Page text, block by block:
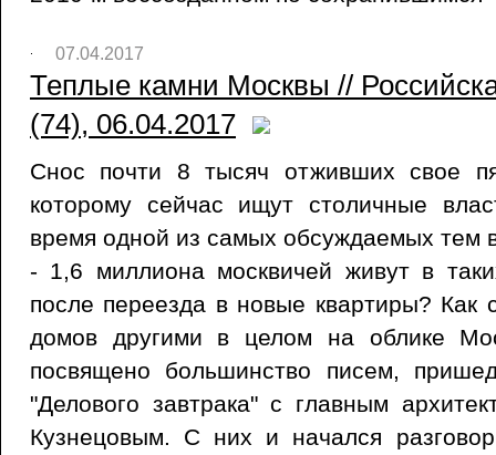
07.04.2017
Теплые камни Москвы //
(74), 06.04.2017
Снос почти 8 тысяч отживших свое
которому сейчас ищут столичные
время одной из самых обсуждаемых тем
- 1,6 миллиона москвичей живут в
после переезда в новые квартиры? Как
домов другими в целом на облике
посвящено большинство писем,
"Делового завтрака" с главным
Кузнецовым. С них и начался